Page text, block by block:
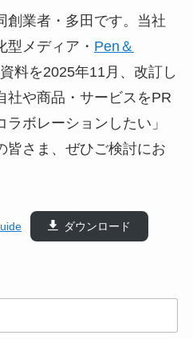
創業者・多田です。当社
型メディア・ Pen＆
料を2025年11月、改訂し
社や商品・サービスをPR
ボレーションしたい」
皆さま、ぜひご検討にお
ダウンロード